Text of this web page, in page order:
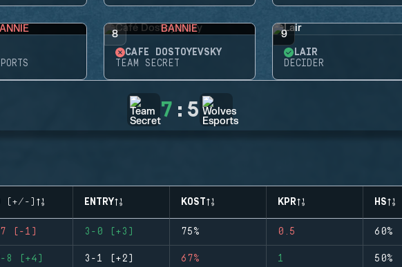
8 BANNIE
CAFÉ DOSTOYEVSKY
TEAM SECRET
9
LAIR
DECIDER
7 : 5
(+/-) ENTRY KOST KPR HS
(-1) 3-0 (+3) 75% 0.5 60%
8 (+4) 3-1 (+2) 67% 1 50%